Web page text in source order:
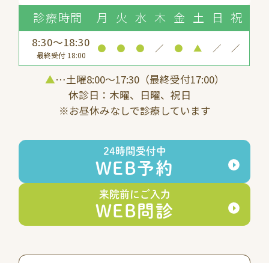
診療時間 月 火 水 木 金 土 日 祝
8:30～18:30
最終受付 18:00
● ● ● ／ ● ▲ ／ ／
▲…土曜8:00〜17:30（最終受付17:00）
休診日：木曜、日曜、祝日
※お昼休みなしで診療しています
24時間受付中
WEB予約
来院前にご入力
WEB問診